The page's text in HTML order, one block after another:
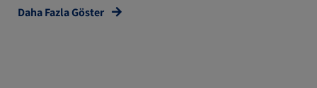
Daha Fazla Göster